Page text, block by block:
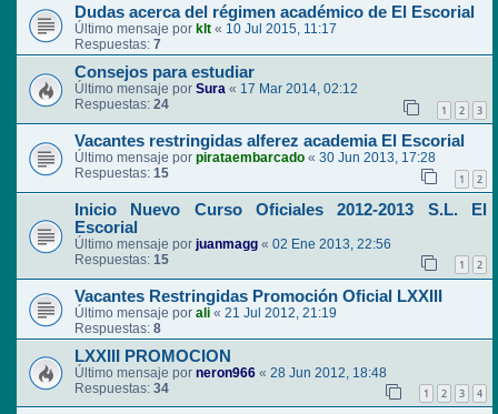
Dudas acerca del régimen académico de El Escorial
Último mensaje por klt « 10 Jul 2015, 11:17
Respuestas: 7
Consejos para estudiar
Último mensaje por Sura « 17 Mar 2014, 02:12
Respuestas: 24 1 2 3
Vacantes restringidas alferez academia El Escorial
Último mensaje por pirataembarcado « 30 Jun 2013, 17:28
Respuestas: 15 1 2
Inicio Nuevo Curso Oficiales 2012-2013 S.L. El
Escorial
Último mensaje por juanmagg « 02 Ene 2013, 22:56
Respuestas: 15 1 2
Vacantes Restringidas Promoción Oficial LXXIII
Último mensaje por ali « 21 Jul 2012, 21:19
Respuestas: 8
LXXIII PROMOCION
Último mensaje por neron966 « 28 Jun 2012, 18:48
Respuestas: 34 1 2 3 4